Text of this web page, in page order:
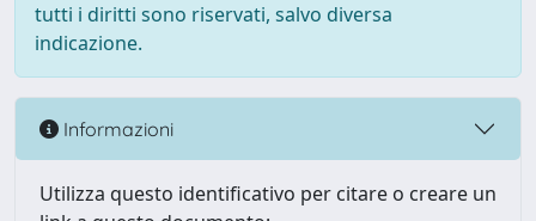
tutti i diritti sono riservati, salvo diversa
indicazione.
Informazioni
Utilizza questo identificativo per citare o creare un